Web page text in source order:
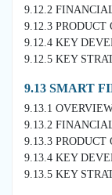
9.12.2
9.12.3 PRODUCT
9.12.4 KEY
9.12.5 KEY
9.13 SMART
9.13.1
9.13.2
9.13.3 PRODUCT
9.13.4 KEY
9.13.5 KEY